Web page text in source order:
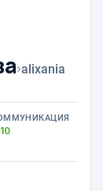
›alixania